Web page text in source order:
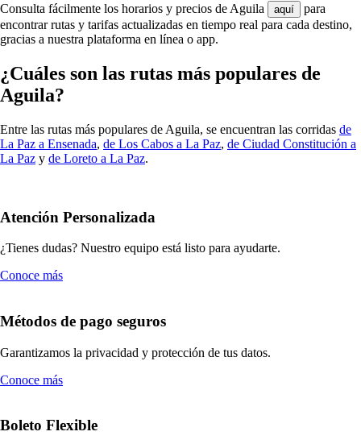
Consulta fácilmente los horarios y precios de Aguila aquí
para
encontrar rutas y tarifas actualizadas en tiempo real para cada destino,
gracias a nuestra plataforma en línea o app.
¿Cuáles son las rutas más populares de
Aguila?
Entre las rutas más populares de Aguila, se encuentran las corridas de
La Paz a Ensenada, de Los Cabos a La Paz, de Ciudad Constitución a
La Paz y de Loreto a La Paz.
Atención Personalizada
¿Tienes dudas? Nuestro equipo está listo para ayudarte.
Conoce más
Métodos de pago seguros
Garantizamos la privacidad y protección de tus datos.
Conoce más
Boleto Flexible